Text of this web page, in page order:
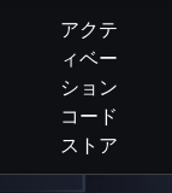
アクテ
ィベー
ション
コード
ストア